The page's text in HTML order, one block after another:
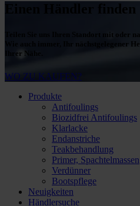
Einen Händler finden
Teilen Sie uns Ihren Standort mit oder
Wie auch immer, Ihr nächstgelegener
Ihrer Nähe.
WO ZU KAUFEN?
Produkte
Antifoulings
Biozidfrei Antifoulings
Klarlacke
Endanstriche
Teakbehandlung
Primer, Spachtelmassen
Verdünner
Bootspflege
Neuigkeiten
Händlersuche